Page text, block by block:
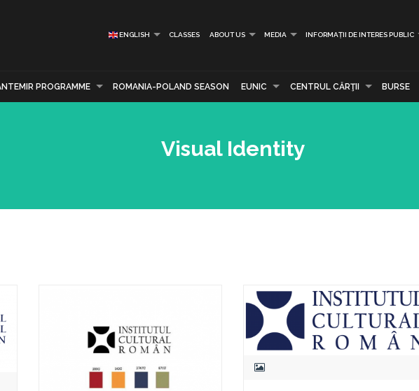
ENGLISH CLASSES ABOUT US MEDIA INFORMAȚII DE INTERES PUBLIC
PROGRAMME ROMANIA-POLAND SEASON EUNIC CENTRUL CĂRŢII BURSE
Visual Identity